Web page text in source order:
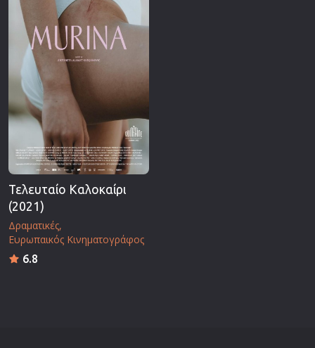
Τελευταίο Καλοκαίρι
(2021)
Δραματικές
Ευρωπαικός Κινηματογράφος
6.8